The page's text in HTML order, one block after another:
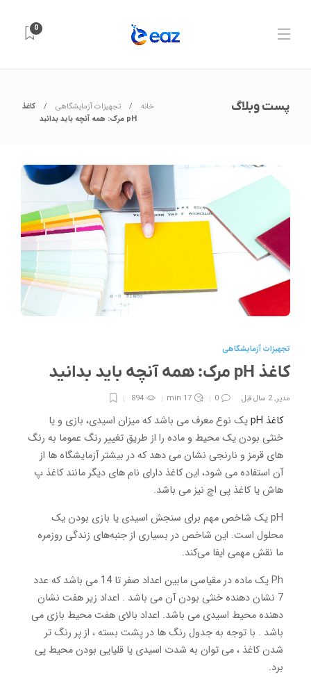
0
پست وبلاگ خانه تجهیزات آزمایشگاهی
کاغذ
pH مرک: همه آنچه باید بدانید
تجهیزات آزمایشگاهی
کاغذ pH مرک: همه آنچه باید بدانید
مدیر,2 سال قبل 0
17 min
894
کاغذ pH
یک نوع معرف می باشد که میزان اسیدی، بازی و یا
خنثی بودن یک محیط و ماده را از طریق تغییر رنگ عموما به رنگ
های قرمز و نارنجی نشان می دهد که در بیشتر آزمایشگاه ها از
آن استفاده می شود، این کاغذ دارای نام های دیگر مانند کاغذ پ
هاش یا کاغذ پی اچ نیز می باشد.
pH یک شاخص مهم برای سنجش اسیدی یا بازی بودن یک
محلول است. این شاخص در بسیاری از جنبه‌های زندگی روزمره
ما نقش مهمی ایفا می‌کند.
Ph یک ماده در مقیاسی مابین اعداد صفر تا 14 می باشد که عدد
7 نشان دهنده خنثی بودن آن می باشد . اعداد زیر هفت نشان
دهنده محیط اسیدی می باشد. اعداد بالای هفت محیط بازی می
باشد . با توجه به جدول رنگ ها در پشت بسته ، از پر رنگ تر
شدن کاغذ ، می توان به شدت اسیدی یا قلیایی بودن محیط پی
برد.